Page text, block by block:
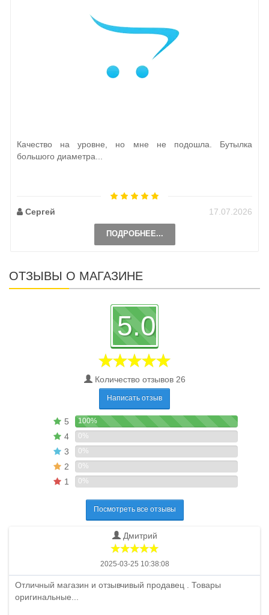
Качество на уровне, но мне не подошла. Бутылка
большого диаметра...
Сергей 17.07.2026
ПОДРОБНЕЕ...
ОТЗЫВЫ О МАГАЗИНЕ
5.0
Количество отзывов 26
Написать отзыв
5 100%
4 0%
3 0%
2 0%
1 0%
Посмотреть все отзывы
Дмитрий
2025-03-25 10:38:08
Отличный магазин и отзывчивый продавец . Товары
оригинальные...